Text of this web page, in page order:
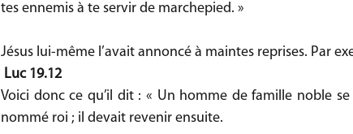
tes ennemis à te servir de marchepied. »
Jésus lui-même l’avait annoncé à maintes reprises. Par
Luc 19.12
Voici donc ce qu’il dit : « Un homme de famille noble
nommé roi ; il devait revenir ensuite.